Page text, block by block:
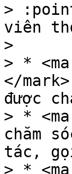
>
viên
>
> *
</
được
> *
chăm
tác,
> *